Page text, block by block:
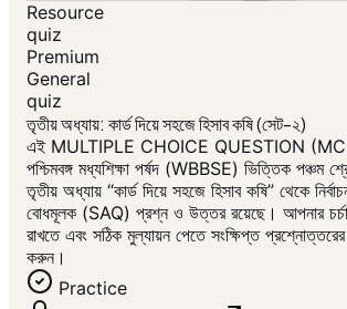
Resource
quiz
Premium
General
quiz
তৃতীয় অধ্যায়: কার্ড দিয়ে সহজে হিসাব কষি (সেট-২)
এই MULTIPLE CHOICE QUESTION
পশ্চিমবঙ্গ মধ্যশিক্ষা পর্ষদ (WBBSE) ভিত্তিক পঞ্চম
তৃতীয় অধ্যায় “কার্ড দিয়ে সহজে হিসাব কষি” থেকে
বোধমূলক (SAQ) প্রশ্ন ও উত্তর রয়েছে। আপনার
রাখতে এবং সঠিক মুল্যায়ন পেতে সংক্ষিপ্ত
করুন।
Practice